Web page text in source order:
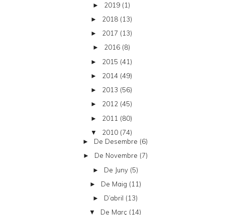
► 2019 (1)
► 2018 (13)
► 2017 (13)
► 2016 (8)
► 2015 (41)
► 2014 (49)
► 2013 (56)
► 2012 (45)
► 2011 (80)
▼ 2010 (74)
► De Desembre (6)
► De Novembre (7)
► De Juny (5)
► De Maig (11)
► D’abril (13)
▼ De Març (14)